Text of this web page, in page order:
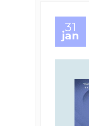
31
jan